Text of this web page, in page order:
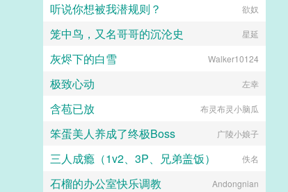
听说你想被我潜规则？ 欲奴
笼中鸟，又名哥哥的沉沦史 星延
灰烬下的白雪 Walker10124
极致心动 左幸
含苞已放 布灵布灵小脑瓜
笨蛋美人养成了终极Boss 广陵小娘子
三人成瘾（1v2、3P、兄弟盖饭） 佚名
石榴的办公室快乐调教 Andongnian